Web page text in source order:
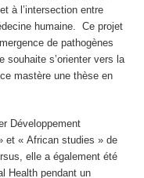
à l’intersection entre
humaine. Ce projet
de pathogènes
souhaite s’orienter vers la
mastère une thèse en
Développement
et « African studies » de
elle a également été
Health pendant un